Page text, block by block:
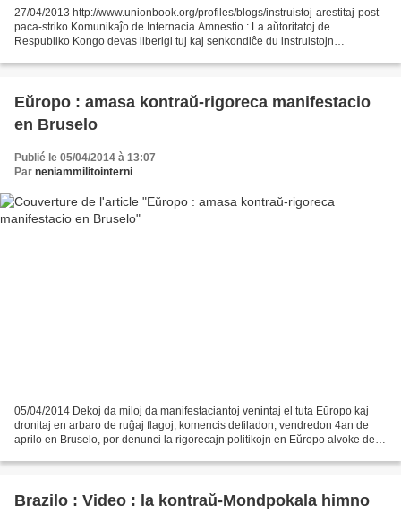
27/04/2013 http://www.unionbook.org/profiles/blogs/instruistoj-arestitaj-post-
paca-striko Komunikaĵo de Internacia Amnestio : La aŭtoritatoj de
Respubliko Kongo devas liberigi tuj kaj senkondiĉe du instruistojn
Eŭropo : amasa kontraŭ-rigoreca manifestacio
en Bruselo
Publié le 05/04/2014 à 13:07
Par neniammilitointerni
05/04/2014 Dekoj da miloj da manifestaciantoj venintaj el tuta Eŭropo kaj
dronitaj en arbaro de ruĝaj flagoj, komencis defiladon, vendredon 4an de
aprilo en Bruselo, por denunci la rigorecajn politikojn en Eŭropo alvoke de la
Brazilo : Video : la kontraŭ-Mondpokala himno